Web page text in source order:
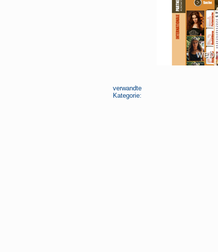
verwandte
Kategorie: